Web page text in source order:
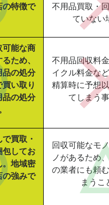
の特徴で
不用品買取・
ていない
可能な商
ため、
品の処分
い取り
品の処分
不用品回収料
イクル料金な
精算時に予想
てしまう
買取・
包してお
。地域密
の強みで
回収可能なモ
ノがあるため
の業者にも頼
まうこ